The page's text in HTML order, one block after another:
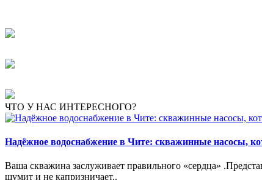
ЧТО У НАС ИНТЕРЕСНОГО?
Надёжное водоснабжение в Чите: скважинные насосы,
Ваша скважина заслуживает правильного «сердца»
шумит и не капризничает..